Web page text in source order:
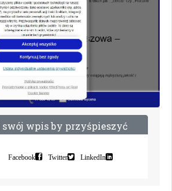
swój wpisby przyśpieszyć
Facebook Twitter LinkedIn